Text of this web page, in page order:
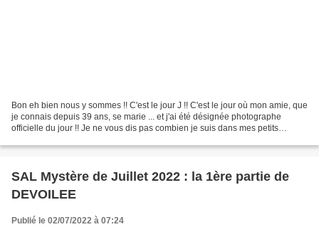
Bon eh bien nous y sommes !! C'est le jour J !! C'est le jour où mon amie, que
je connais depuis 39 ans, se marie ... et j'ai été désignée photographe
officielle du jour !! Je ne vous dis pas combien je suis dans mes petits
SAL Mystère de Juillet 2022 : la 1ère partie de
DEVOILEE
Publié le 02/07/2022 à 07:24